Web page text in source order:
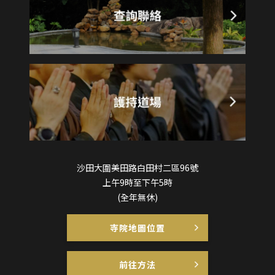
沙田大圍美田路白田村二區96號
上午9時至下午5時
(全年無休)
寺院地圖位置
前往方法